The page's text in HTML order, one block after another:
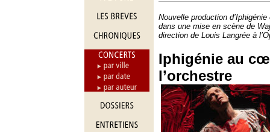
Nouvelle production
dans une mise en scène de
direction de Louis Langrée à
Iphigénie au
l’orchestre